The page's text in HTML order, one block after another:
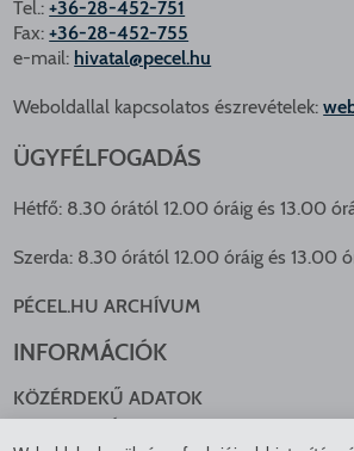
Tel.:+36-28-452-751
Fax:+36-28-452-755
e-mail: hivatal@pecel.hu
Weboldallal kapcsolatos észrevételek:
ÜGYFÉLFOGADÁS
Hétfő: 8.30 órától 12.00 óráig és 13.00
Szerda: 8.30 órától 12.00 óráig és 13.00
PÉCEL.HU ARCHÍVUM
INFORMÁCIÓK
KÖZÉRDEKŰ ADATOK